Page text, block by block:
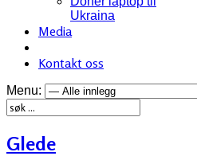
Ukraina
Media
Kontakt oss
Menu:
Glede